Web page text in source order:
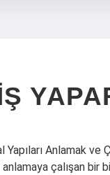
Anlamak ve
çalışan bir